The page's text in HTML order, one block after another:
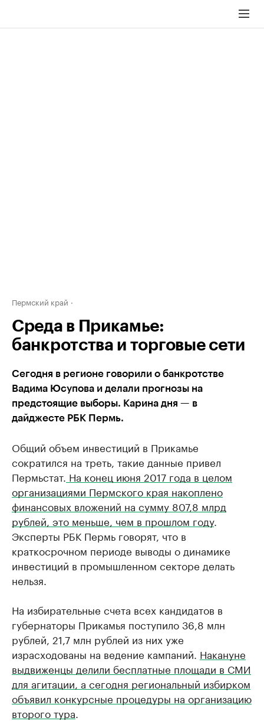
Пермский край
Среда в Прикамье:
банкротства и торговые сети
Сегодня в регионе говорили о банкротстве
Вадима Юсупова и делали прогнозы на
предстоящие выборы. Карина дня — в
дайджесте РБК Пермь.
Общий объем инвестиций в Прикамье
сократился на треть, такие данные привел
Пермьстат. На конец июня 2017 года в целом
организациями Пермского края накоплено
финансовых вложений на сумму 807,8 млрд
рублей, это меньше, чем в прошлом году.
Эксперты РБК Пермь говорят, что в
краткосрочном периоде выводы о динамике
инвестиций в промышленном секторе делать
нельзя.
На избирательные счета всех кандидатов в
губернаторы Прикамья поступило 36,8 млн
рублей, 21,7 млн рублей из них уже
израсходованы на ведение кампаний. Накануне
выдвиженцы делили бесплатные площади в СМИ
для агитации, а сегодня региональный избирком
объявил конкурсные процедуры на организацию
второго тура